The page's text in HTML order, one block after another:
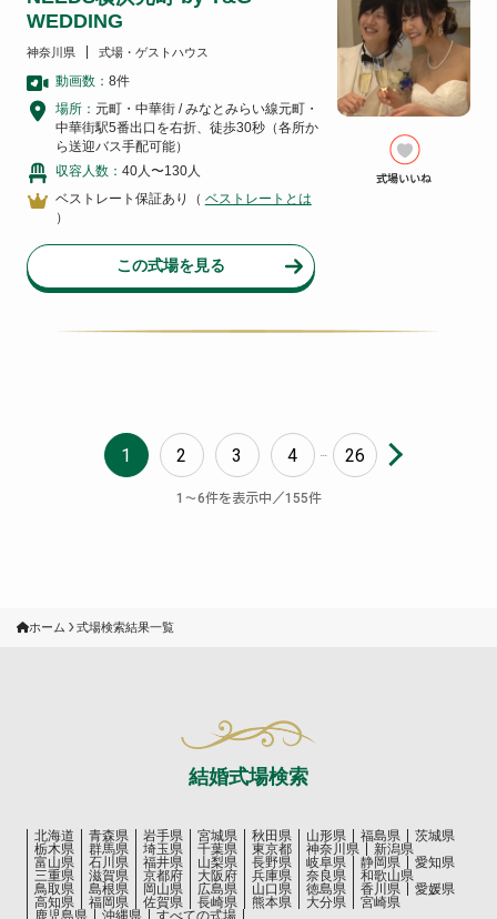
WEDDING
神奈川県 式場・ゲストハウス
動画数： 8件
場所： 元町・中華街 / みなとみらい線元町・
中華街駅5番出口を右折、徒歩30秒（各所か
ら送迎バス手配可能）
収容人数： 40人〜130人
ベストレート保証あり（ ベストレートとは
）
この式場を見る
1 2 3 4 ... 26
1 〜6件を表示中／155件
ホーム 式場検索結果一覧
結婚式場検索
北海道 青森県 岩手県 宮城県 秋田県 山形県 福島県
茨城県
栃木県
群馬県 埼玉県 千葉県 東京都 神奈川県
新潟県
富山県
石川県 福井県 山梨県 長野県 岐阜県 静岡県
愛知県
三重県
滋賀県 京都府 大阪府 兵庫県 奈良県
和歌山県
鳥取県
島根県 岡山県 広島県 山口県 徳島県 香川県
愛媛県
高知県
福岡県 佐賀県 長崎県 熊本県 大分県
宮崎県
鹿児島県
沖縄県 すべての式場